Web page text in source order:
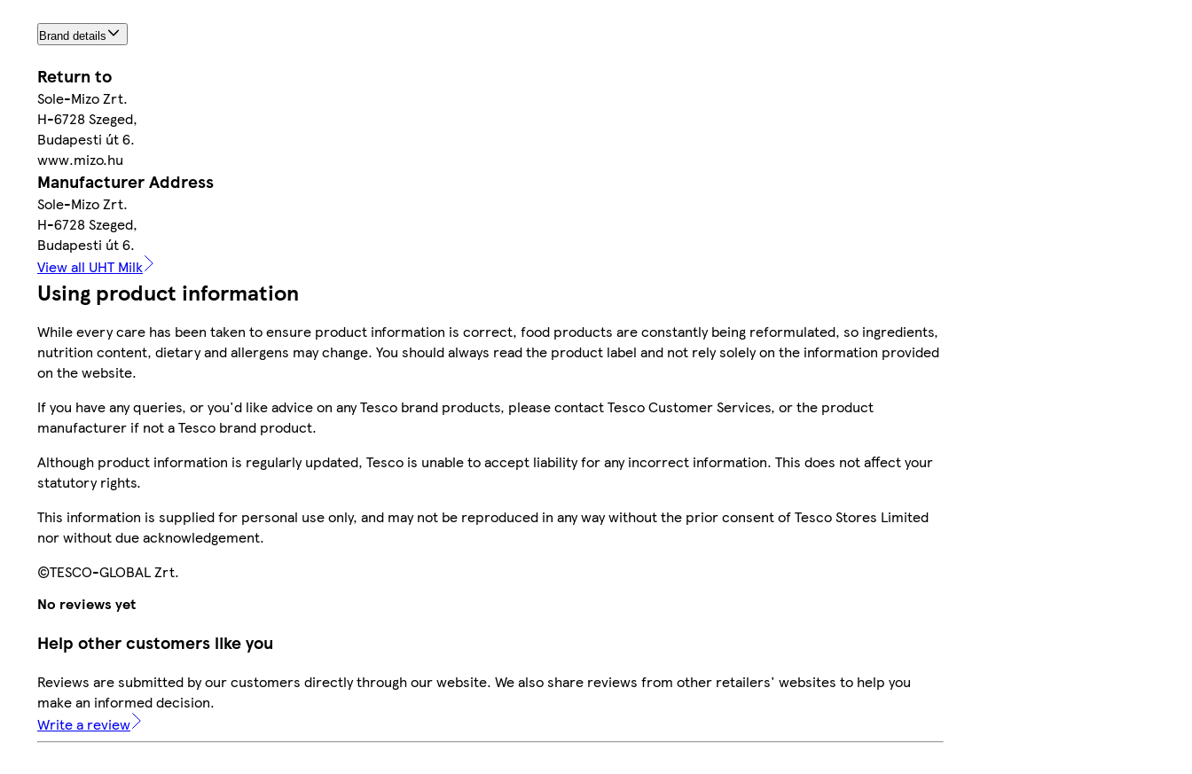
Brand details
Return to
Sole-Mizo Zrt.
H-6728 Szeged,
Budapesti út 6.
www.mizo.hu
Manufacturer Address
Sole-Mizo Zrt.
H-6728 Szeged,
Budapesti út 6.
View all UHT Milk
Using product information
While every care has been taken to ensure product information is correct, food products are constantly being reformulated, so ingredients,
nutrition content, dietary and allergens may change. You should always read the product label and not rely solely on the information provided
on the website.
If you have any queries, or you'd like advice on any Tesco brand products, please contact Tesco Customer Services, or the product
manufacturer if not a Tesco brand product.
Although product information is regularly updated, Tesco is unable to accept liability for any incorrect information. This does not affect your
statutory rights.
This information is supplied for personal use only, and may not be reproduced in any way without the prior consent of Tesco Stores Limited
nor without due acknowledgement.
©TESCO-GLOBAL Zrt.
No reviews yet
Help other customers like you
Reviews are submitted by our customers directly through our website. We also share reviews from other retailers' websites to help you
make an informed decision.
Write a review